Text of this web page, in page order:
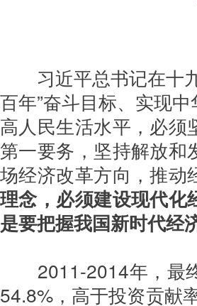
习近平总书记在十
百年”奋斗目标、实现
高人民生活水平，必须
第一要务，坚持解放和
场经济改革方向，推动
理念，必须建设现代化
是要把握我国新时代经
2011-2014年，最
54.8%，高于投资贡献